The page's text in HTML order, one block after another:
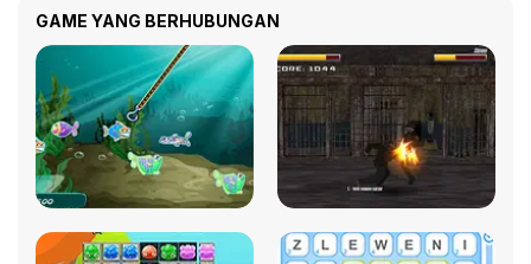
GAME YANG BERHUBUNGAN